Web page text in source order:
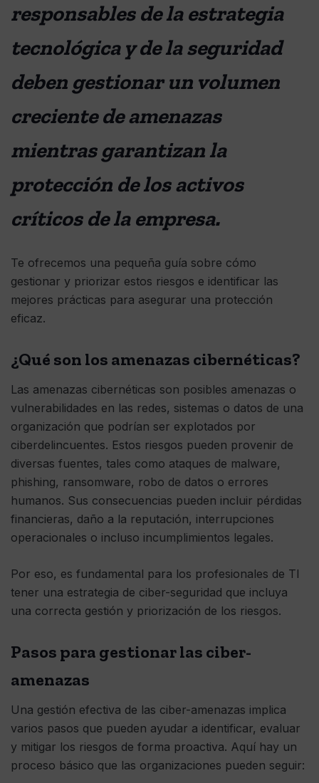
responsables de la estrategia
tecnológica y de la seguridad
deben gestionar un volumen
creciente de amenazas
mientras garantizan la
protección de los activos
críticos de la empresa.
Te ofrecemos una pequeña guía sobre cómo
gestionar y priorizar estos riesgos e identificar las
mejores prácticas para asegurar una protección
eficaz.
¿Qué son los amenazas cibernéticas?
Las amenazas cibernéticas son posibles amenazas o
vulnerabilidades en las redes, sistemas o datos de una
organización que podrían ser explotados por
ciberdelincuentes. Estos riesgos pueden provenir de
diversas fuentes, tales como ataques de malware,
phishing, ransomware, robo de datos o errores
humanos. Sus consecuencias pueden incluir pérdidas
financieras, daño a la reputación, interrupciones
operacionales o incluso incumplimientos legales.
Por eso, es fundamental para los profesionales de TI
tener una estrategia de ciber-seguridad que incluya
una correcta gestión y priorización de los riesgos.
Pasos para gestionar las ciber-
amenazas
Una gestión efectiva de las ciber-amenazas implica
varios pasos que pueden ayudar a identificar, evaluar
y mitigar los riesgos de forma proactiva. Aquí hay un
proceso básico que las organizaciones pueden seguir: